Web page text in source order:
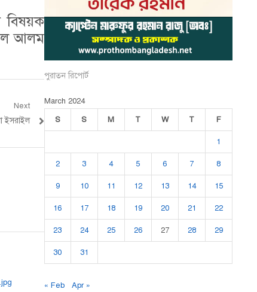
বিষয়ক
আলম
Next
ইসরাইল
পুরাতন রিপোর্ট
March 2024
S
S M T W T F
1
2 3 4 5 6 7 8
9 10 11 12 13 14 15
16 17 18 19 20 21 22
23 24 25 26 27 28 29
30 31
« Feb Apr »